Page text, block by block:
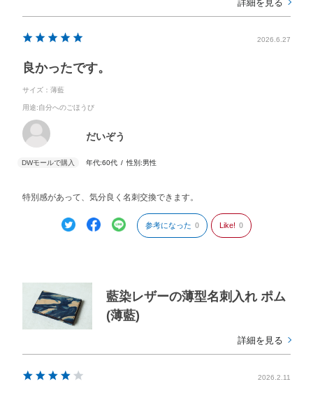
詳細を見る
2026.6.27
良かったです。
サイズ：薄藍
用途:自分へのごほうび
だいぞう
年代:60代 性別:男性
特別感があって、気分良く名刺交換できます。
参考になった 0 Like! 0
藍染レザーの薄型名刺入れ ポム
(薄藍)
詳細を見る
2026.2.11